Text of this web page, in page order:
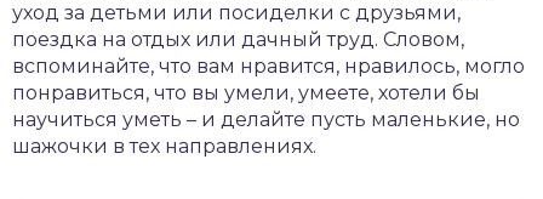
уход за детьми или посиделки с друзьями,
поездка на отдых или дачный труд. Словом,
вспоминайте, что вам нравится, нравилось, могло
понравиться, что вы умели, умеете, хотели бы
научиться уметь – и делайте пусть маленькие, но
шажочки в тех направлениях.